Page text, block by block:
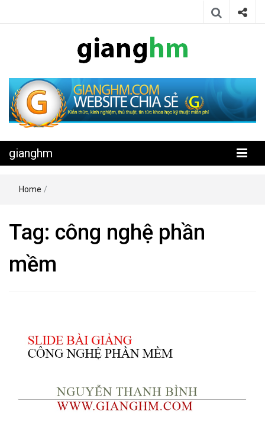
gianghm
kỹ thuật miễn phí
gianghm
Home /
Tag: công nghệ phần
mềm